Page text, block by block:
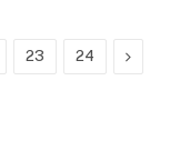
23 24 Next